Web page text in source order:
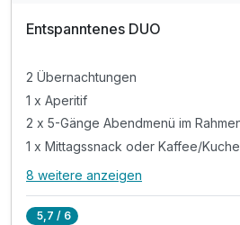
202
Entspanntenes DUO
2 Übernachtungen
1 x Aperitif
2 x 5-Gänge Abendmenü im
1 x Mittagssnack oder Kaffee/
Alle Inklusivleistungen
8 weitere anzeigen
5,7 / 6